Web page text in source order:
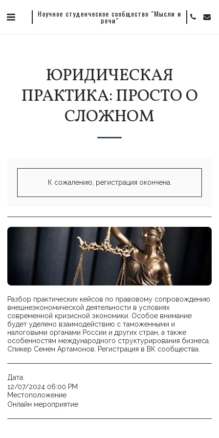
Научное студенческое сообщество "Мысли и
речи"
ЮРИДИЧЕСКАЯ
ПРАКТИКА: ПРОСТО О
СЛОЖНОМ
К сожалению, регистрация окончена.
Разбор практических кейсов по правовому сопровождению
внешнеэкономической деятельности в условиях
современной кризисной экономики. Особое внимание
будет уделено взаимодействию с таможенными и
налоговыми органами России и других стран, а также
особенностям международного структурирования бизнеса.
Спикер Семен Артамонов. Регистрация в ВК сообщества.
Дата:
12/07/2024 06:00 PM
Местоположение
Онлайн мероприятие